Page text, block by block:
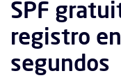
SPF
registro
segundos